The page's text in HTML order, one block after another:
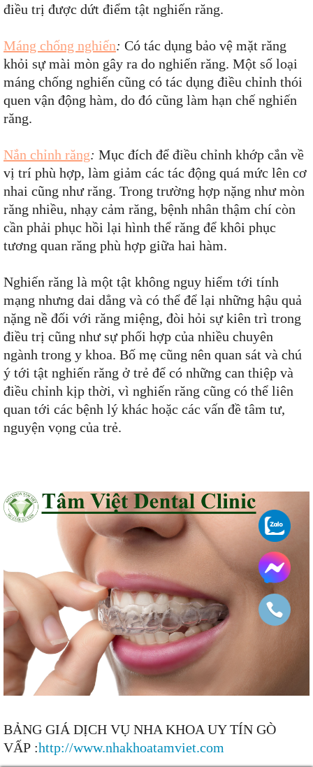
điều trị được dứt điểm tật nghiến răng.
Máng chống nghiến: Có tác dụng bảo vệ mặt răng
khỏi sự mài mòn gây ra do nghiến răng. Một số loại
máng chống nghiến cũng có tác dụng điều chỉnh thói
quen vận động hàm, do đó cũng làm hạn chế nghiến
răng.
Nắn chỉnh răng: Mục đích để điều chỉnh khớp cắn về
vị trí phù hợp, làm giảm các tác động quá mức lên cơ
nhai cũng như răng. Trong trường hợp nặng như mòn
răng nhiều, nhạy cảm răng, bệnh nhân thậm chí còn
cần phải phục hồi lại hình thể răng để khôi phục
tương quan răng phù hợp giữa hai hàm.
Nghiến răng là một tật không nguy hiểm tới tính
mạng nhưng dai dẳng và có thể để lại những hậu quả
nặng nề đối với răng miệng, đòi hỏi sự kiên trì trong
điều trị cũng như sự phối hợp của nhiều chuyên
ngành trong y khoa. Bố mẹ cũng nên quan sát và chú
ý tới tật nghiến răng ở trẻ để có những can thiệp và
điều chỉnh kịp thời, vì nghiến răng cũng có thể liên
quan tới các bệnh lý khác hoặc các vấn đề tâm tư,
nguyện vọng của trẻ.
BẢNG GIÁ DỊCH VỤ NHA KHOA UY TÍN GÒ
VẤP :http://www.nhakhoatamviet.com